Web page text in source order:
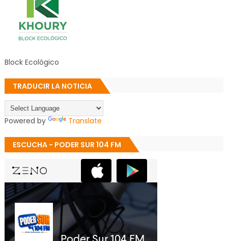
Block Ecológico
TRADUCIR LA NOTICIA
Powered by Translate
ESCUCHA - PODER SUR 104 FM